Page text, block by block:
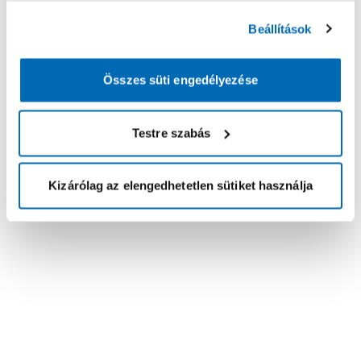
Beállítások
Összes süti engedélyezése
Testre szabás
Kizárólag az elengedhetetlen sütiket használja